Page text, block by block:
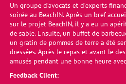
Un groupe d’avocats et d’experts
soirée au BeachIN. Après un bref
sur le projet BeachIN, il y a eu un
de sable. Ensuite, un buffet de
un gratin de pommes de terre a été
dressées. Après le repas et avant le
amusés pendant une bonne heure
Feedback Client: